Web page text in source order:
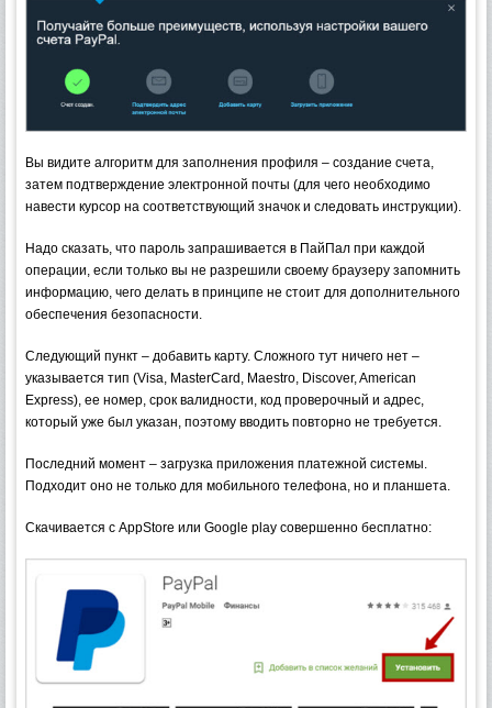
Вы видите алгоритм для заполнения профиля – создание счета,
затем подтверждение электронной почты (для чего необходимо
навести курсор на соответствующий значок и следовать инструкции).
Надо сказать, что пароль запрашивается в ПайПал при каждой
операции, если только вы не разрешили своему браузеру запомнить
информацию, чего делать в принципе не стоит для дополнительного
обеспечения безопасности.
Следующий пункт – добавить карту. Сложного тут ничего нет –
указывается тип (Visa, MasterCard, Maestro, Discover, American
Express), ее номер, срок валидности, код проверочный и адрес,
который уже был указан, поэтому вводить повторно не требуется.
Последний момент – загрузка приложения платежной системы.
Подходит оно не только для мобильного телефона, но и планшета.
Скачивается с AppStore или Google play совершенно бесплатно: